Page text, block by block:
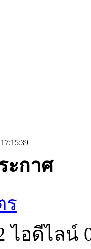
ะกาศ
ร
ไอดีไลน์